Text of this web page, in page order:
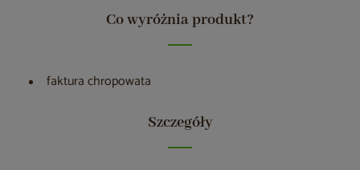
Co wyróżnia produkt?
faktura chropowata
Szczegóły